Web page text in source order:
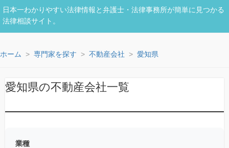
日本一わかりやすい法律情報と弁護士・法律事務所が簡単に見つかる
法律相談サイト。
ホーム 専門家を探す 不動産会社 愛知県
愛知県の不動産会社一覧
業種